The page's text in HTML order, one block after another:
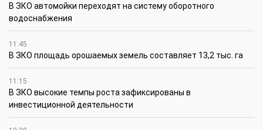
В ЗКО автомойки переходят на систему оборотного
водоснабжения
11:45
В ЗКО площадь орошаемых земель составляет 13,2 тыс. га
11:15
В ЗКО высокие темпы роста зафиксированы в
инвестиционной деятельности